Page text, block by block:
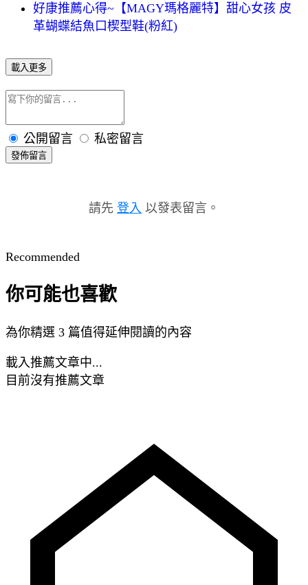
好康推薦心得~【MAGY瑪格麗特】甜心女孩 皮
革蝴蝶結魚口楔型鞋(粉紅)
載入更多
公開留言 私密留言
發佈留言
請先 登入 以發表留言。
Recommended
你可能也喜歡
為你精選 3 篇值得延伸閱讀的內容
載入推薦文章中...
目前沒有推薦文章